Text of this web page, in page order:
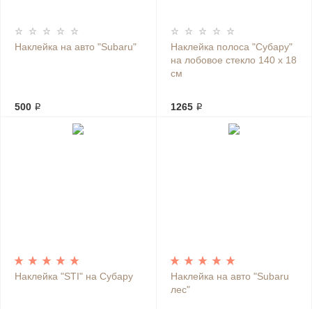
Наклейка на авто "Subaru"
500 ₽
Наклейка полоса "Субару"
на лобовое стекло 140 х 18
см
1265 ₽
Наклейка "STI" на Субару
Наклейка на авто "Subaru
лес"